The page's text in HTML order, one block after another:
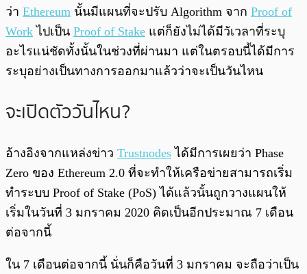
ว่า Ethereum นั้นมีแผนที่จะปรับ Algorithm จาก Proof of
Work ไปเป็น Proof of Stake แต่ก็ยังไม่ได้มีวัเวลาที่ระบุ
อะไรแน่ชัดทั้งนั้นในช่วงที่ผ่านมา แต่ในตรอบนี้ได้มีการ
ระบุอย่างเป็นทางการออกมาแล้วว่าจะเป็นวันไหน
จะเปิดตัววันไหน?
อ้างอิงจากแหล่งข่าว Trustnodes ได้มีการเผยว่า Phase
Zero ของ Ethereum 2.0 ที่จะทำให้เครือข่ายสามารถเริ่ม
ทำระบบ Proof of Stake (PoS) ได้แล้วนั้นถูกวางแผนให้
เริ่มในวันที่ 3 มกราคม 2020 คิดเป็นอีกประมาณ 7 เดือน
ต่อจากนี้
ใน 7 เดือนต่อจากนี้ นั่นก็คือวันที่ 3 มกราคม จะถือว่าเป็น